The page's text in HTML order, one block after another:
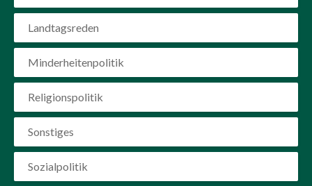
Landtagsreden
Minderheitenpolitik
Religionspolitik
Sonstiges
Sozialpolitik